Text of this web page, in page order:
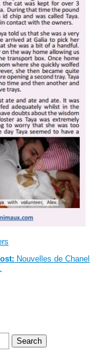
Nouvelles de Chanel